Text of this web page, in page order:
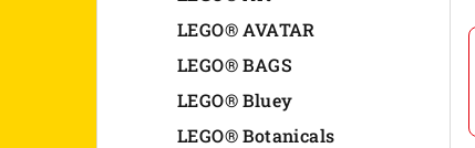
LEGO® AVATAR
LEGO® BAGS
LEGO® Bluey
LEGO® Botanicals